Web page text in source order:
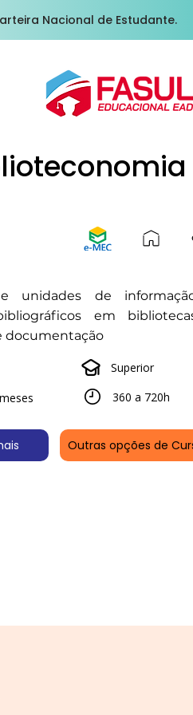
Nacional de Estudante.
unidades de
em
documentação
Superior
360 a 720h
Outras opções de